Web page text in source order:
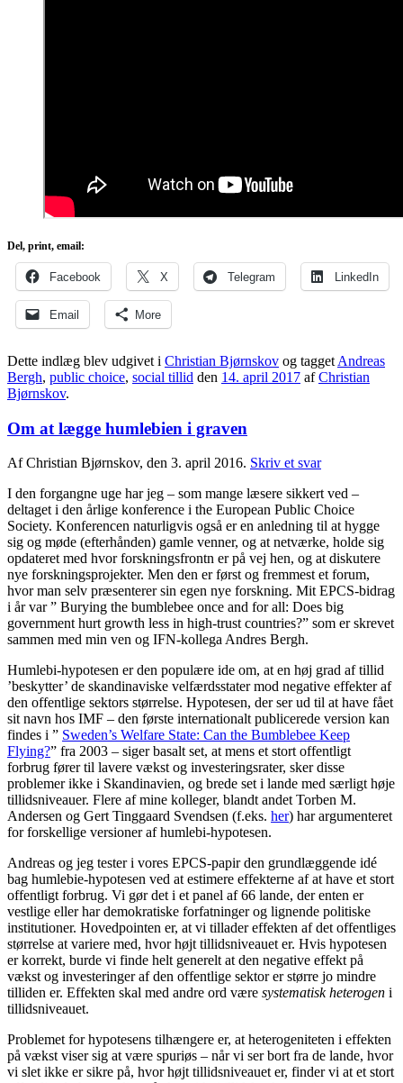
Del, print, email:
Facebook X Telegram LinkedIn
Email More
Dette indlæg blev udgivet i Christian Bjørnskov og tagget Andreas
Bergh, public choice, social tillid den 14. april 2017 afChristian
Bjørnskov.
Om at lægge humlebien i graven
Af Christian Bjørnskov, den 3. april 2016. Skriv et svar
I den forgangne uge har jeg – som mange læsere sikkert ved –
deltaget i den årlige konference i the European Public Choice
Society. Konferencen naturligvis også er en anledning til at hygge
sig og møde (efterhånden) gamle venner, og at netværke, holde sig
opdateret med hvor forskningsfrontn er på vej hen, og at diskutere
nye forskningsprojekter. Men den er først og fremmest et forum,
hvor man selv præsenterer sin egen nye forskning. Mit EPCS-bidrag
i år var ” Burying the bumblebee once and for all: Does big
government hurt growth less in high-trust countries?” som er skrevet
sammen med min ven og IFN-kollega Andres Bergh.
Humlebi-hypotesen er den populære ide om, at en høj grad af tillid
’beskytter’ de skandinaviske velfærdsstater mod negative effekter af
den offentlige sektors størrelse. Hypotesen, der ser ud til at have fået
sit navn hos IMF – den første internationalt publicerede version kan
findes i ” Sweden’s Welfare State: Can the Bumblebee Keep
Flying?” fra 2003 – siger basalt set, at mens et stort offentligt
forbrug fører til lavere vækst og investeringsrater, sker disse
problemer ikke i Skandinavien, og brede set i lande med særligt høje
tillidsniveauer. Flere af mine kolleger, blandt andet Torben M.
Andersen og Gert Tinggaard Svendsen (f.eks. her) har argumenteret
for forskellige versioner af humlebi-hypotesen.
Andreas og jeg tester i vores EPCS-papir den grundlæggende idé
bag humlebie-hypotesen ved at estimere effekterne af at have et stort
offentligt forbrug. Vi gør det i et panel af 66 lande, der enten er
vestlige eller har demokratiske forfatninger og lignende politiske
institutioner. Hovedpointen er, at vi tillader effekten af det offentliges
størrelse at variere med, hvor højt tillidsniveauet er. Hvis hypotesen
er korrekt, burde vi finde helt generelt at den negative effekt på
vækst og investeringer af den offentlige sektor er større jo mindre
tilliden er. Effekten skal med andre ord være systematisk heterogen i
tillidsniveauet.
Problemet for hypotesens tilhængere er, at heterogeniteten i effekten
på vækst viser sig at være spuriøs – når vi ser bort fra de lande, hvor
vi slet ikke er sikre på, hvor højt tillidsniveauet er, finder vi at et stort